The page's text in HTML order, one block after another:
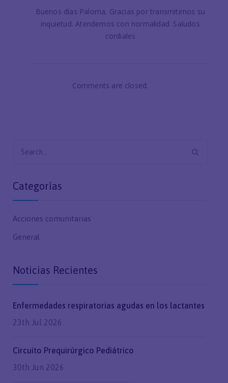
Buenos días Paloma. Gracias por transmitirnos su
inquietud. Atendemos con normalidad. Saludos
cordiales
Comments are closed.
for:
Categorías
Acciones comunitarias
General
Noticias Recientes
Enfermedades respiratorias agudas en los lactantes
23th Jul 2026
Circuito Prequirúrgico Pediátrico
30th Jun 2026